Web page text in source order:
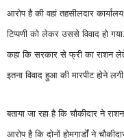
आरोप है की वहां तहसीलदार
टिप्पणी को लेकर उससे विवाद हो
कहा कि सरकार से फ्री का राशन
इतना विवाद हुआ की मारपीट होने
बताया जा रहा है कि चौकीदार ने
आरोप है कि दोनों होमगार्डों ने